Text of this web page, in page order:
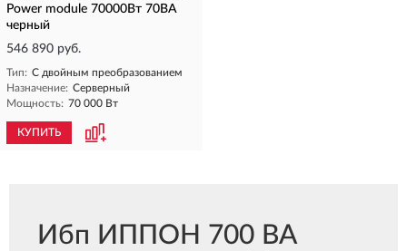
Power module 70000Вт 70ВА
черный
546 890 руб.
Тип: С двойным преобразованием
Назначение: Серверный
Мощность: 70 000 Вт
КУПИТЬ
Ибп ИППОН 700 ВА